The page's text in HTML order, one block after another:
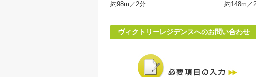
約98m／2分
約148m／
ヴィクトリーレジデンスへのお問い合わせ